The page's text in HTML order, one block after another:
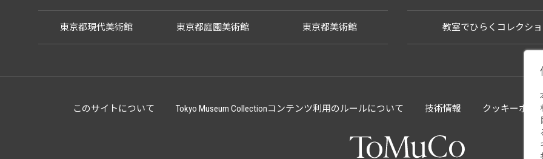
東京都現代美術館 東京都庭園美術館 東京都美術館 教室でひらくコレクシ
このサイトについて Tokyo Museum Collectionコンテンツ利用のルールについて 技術情報 クッキーポリ